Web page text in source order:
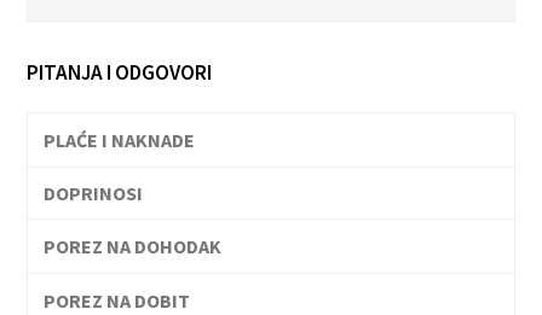
PITANJA I ODGOVORI
PLAĆE I NAKNADE
DOPRINOSI
POREZ NA DOHODAK
POREZ NA DOBIT